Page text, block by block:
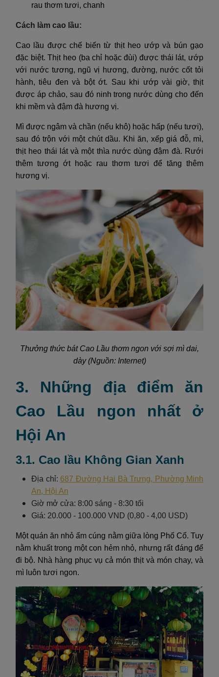
rau thơm tươi, chanh
Cách làm cao lầu:
Cao lầu được chế biến từ thịt heo ướp và bún gạo
đặc biệt. Thịt heo (ba chỉ hoặc đùi) được thái lát, ướp
với nước tương, ngũ vị hương, đường, nước cốt tỏi
hành, tiêu đen và bột ớt. Sau khi ướp vài giờ, thịt
được áp chảo, sau đó ninh trong nước dùng cho đến
khi mềm và đậm đà hương vị.
Mì được ngâm và chần (nếu khô) hoặc hấp (nếu tươi),
sau đó trộn với một chút dầu. Khi ăn, xếp giá đỗ, mì,
thịt heo thái lát và một thìa nước dùng đậm đà. Rưới
thêm tương ớt hoặc rau thơm tươi để tăng thêm
hương vị.
Thưởng thức bát Cao Lầu thơm ngon với sợi mì dai,
dày (Nguồn: Internet)
3. Những địa điểm ăn
Cao Lầu ngon nhất ở
Hội An
3.1. Cao lầu Không Gian Xanh
Địa chỉ: 687 Đường Hai Bà Trưng, Phường Minh
An, Hội An
Giờ mở cửa: 8:00 sáng - 8:30 tối
Giá: 20.000 - 100.000 VND (0,80 - 4,00 USD)
Một quán ăn nhỏ ấm cúng nằm giữa lòng Phố Cổ. Tuy
nằm khuất trong một con hẻm nhỏ, nhưng rất đáng để
đi bộ. Nhà hàng phục vụ cả món thịt và món chay, và
mì luôn tươi ngon.